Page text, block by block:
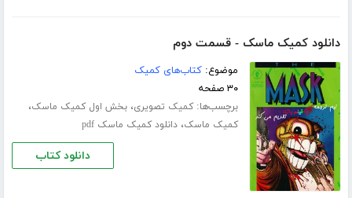
دانلود کمیک ماسک - قسمت دوم
موضوع:کتاب‌های کمیک
۳۰ صفحه
برچسب‌ها:کمیک تصویری،بخش اول کمیک ماسک،
کمیک ماسک،دانلود کمیک ماسک pdf
دانلود کتاب